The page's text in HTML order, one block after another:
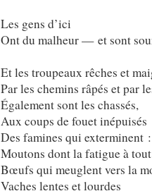
Les gens d’ici
Ont du malheur — et sont
Et les troupeaux rêches et
Par les chemins râpés et par
Également sont les chassés,
Aux coups de fouet inépuisés
Des famines qui exterminent :
Moutons dont la fatigue à
Bœufs qui meuglent vers la
Vaches lentes et lourdes